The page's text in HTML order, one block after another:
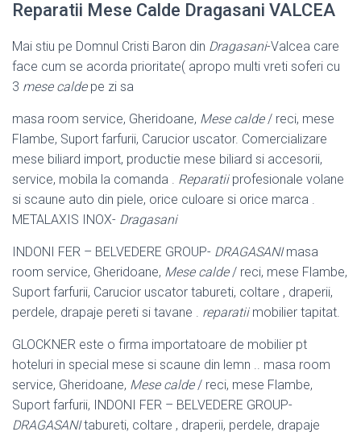
Reparatii Mese Calde Dragasani VALCEA
Mai stiu pe Domnul Cristi Baron din Dragasani-Valcea care
face cum se acorda prioritate( apropo multi vreti soferi cu
3 mese caldepe zi sa
masa room service, Gheridoane, Mese calde/ reci, mese
Flambe, Suport farfurii, Carucior uscator. Comercializare
mese biliard import, productie mese biliard si accesorii,
service, mobila la comanda . Reparatiiprofesionale volane
si scaune auto din piele, orice culoare si orice marca .
METALAXIS INOX- Dragasani
INDONI FER – BELVEDERE GROUP- DRAGASANImasa
room service, Gheridoane, Mese calde/ reci, mese Flambe,
Suport farfurii, Carucior uscator tabureti, coltare , draperii,
perdele, drapaje pereti si tavane . reparatiimobilier tapitat.
GLOCKNER este o firma importatoare de mobilier pt
hoteluri in special mese si scaune din lemn .. masa room
service, Gheridoane, Mese calde/ reci, mese Flambe,
Suport farfurii, INDONI FER – BELVEDERE GROUP-
DRAGASANItabureti, coltare , draperii, perdele, drapaje